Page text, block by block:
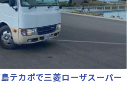
テカポで三菱ローザスーパー